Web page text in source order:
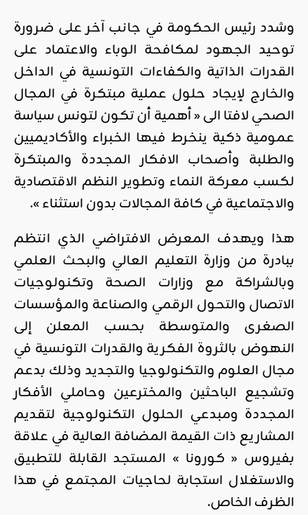
وشدد رئيس الحكومة في جانب آخر على ضرورة
توحيد الجهود لمكافحة الوباء والاعتماد على
القدرات الذاتية والكفاءات التونسية في الداخل
والخارج لإيجاد حلول عملية مبتكرة في المجال
الصحي لافتا الى « أهمية أن تكون لتونس سياسة
عمومية ذكية ينخرط فيها الخبراء والأكاديميين
والطلبة وأصحاب الافكار المجددة والمبتكرة
لكسب معركة النماء وتطوير النظم الاقتصادية
والاجتماعية في كافة المجالات بدون استثناء ».
هذا ويهدف المعرض الافتراضي الذي انتظم
ببادرة من وزارة التعليم العالي والبحث العلمي
وبالشراكة مع وزارات الصحة وتكنولوجيات
الاتصال والتحول الرقمي والصناعة والمؤسسات
الصغرى والمتوسطة بحسب المعلن إلى
النهوض بالثروة الفكرية والقدرات التونسية في
مجال العلوم والتكنولوجيا والتجديد وذلك بدعم
وتشجيع الباحثين والمخترعين وحاملي الأفكار
المجددة ومبدعي الحلول التكنولوجية لتقديم
المشاريع ذات القيمة المضافة العالية في علاقة
بفيروس « كورونا » المستجد القابلة للتطبيق
والاستغلال استجابة لحاجيات المجتمع في هذا
الظرف الخاص.